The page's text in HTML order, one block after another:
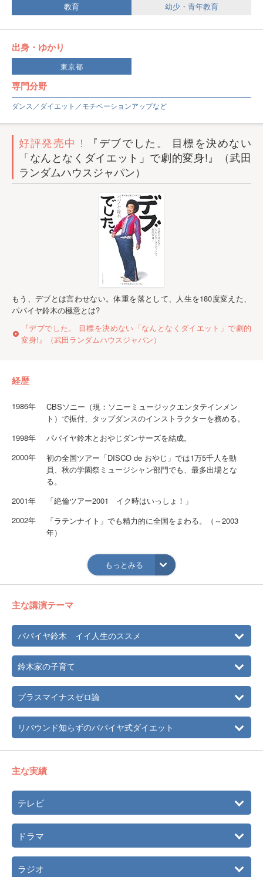
教育
幼少・青年教育
出身・ゆかり
東京都
専門分野
ダンス／ダイエット／モチベーションアップなど
好評発売中！
『デブでした。 目標を決めない
「なんとなくダイエット」で劇的変身!』（武田
ランダムハウスジャパン）
もう、デブとは言わせない。体重を落として、人生を180度変えた、
パパイヤ鈴木の極意とは?
『デブでした。 目標を決めない「なんとなくダイエット」で劇的
変身!』（武田ランダムハウスジャパン）
経歴
1986年
CBSソニー（現：ソニーミュージックエンタテインメン
ト）で振付、タップダンスのインストラクターを務める。
1998年
パパイヤ鈴木とおやじダンサーズを結成。
2000年
初の全国ツアー「DISCO de おやじ」では1万5千人を動
員、秋の学園祭ミュージシャン部門でも、最多出場とな
る。
2001年
「絶倫ツアー2001 イク時はいっしょ！」
2002年
「ラテンナイト」でも精力的に全国をまわる。（～2003
年）
ムービー＋パフォーマンス、名付けて“ムビーマンス”という
新しい公演を開催。
2008年
結成10周年記念コンサート「やっぱり、激しく切なく精力
俳優・作曲家、アレンジャー、マニピュレーター、プロデ
ューサーとしても活躍中！
もっとみる
主な講演テーマ
パパイヤ鈴木 イイ人生のススメ
鈴木家の子育て
プラスマイナスゼロ論
リバウンド知らずのパパイヤ式ダイエット
主な実績
テレビ
ドラマ
ラジオ